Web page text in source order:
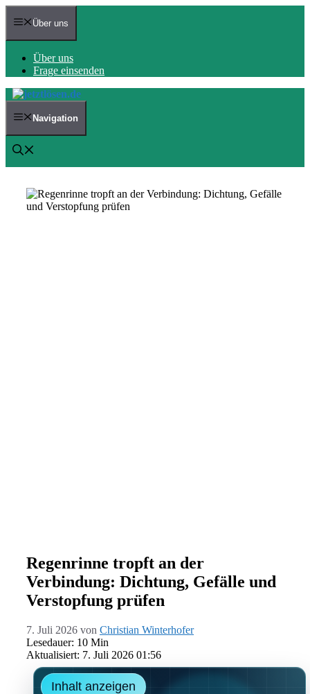
Zum
Inhalt Über uns
Über uns
Frage einsenden
Navigation
Regenrinne tropft an der
Verbindung: Dichtung, Gefälle und
Verstopfung prüfen
7. Juli 2026 von Christian Winterhofer
Lesedauer: 10 Min
Aktualisiert: 7. Juli 2026 01:56
Inhalt anzeigen